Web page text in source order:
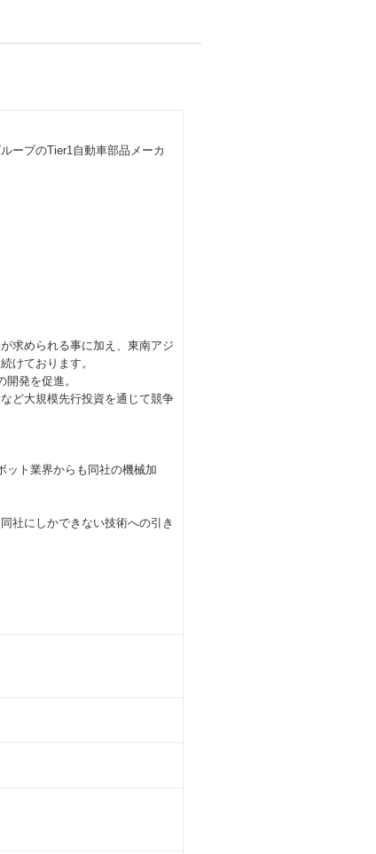
ープのTier1⾃動⾞部品メーカ
求められる事に加え、東南アジ
けております。
発を促進。
ど大規模先行投資を通じて競争
ット業界からも同社の機械加
社にしかできない技術への引き